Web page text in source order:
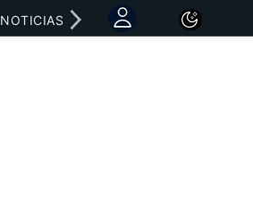
NOTICIAS